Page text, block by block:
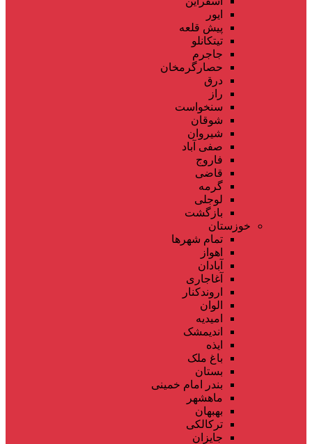
ایور
پیش قلعه
تیتکانلو
جاجرم
حصارگرمخان
درق
راز
سنخواست
شوقان
شیروان
صفی آباد
فاروج
قاضی
گرمه
لوجلی
بازگشت
خوزستان
تمام شهر‌ها
اهواز
آبادان
آغاجاری
اروندکنار
الوان
امیدیه
اندیمشک
ایذه
باغ ملک
بستان
بندر امام خمینی
ماهشهر
بهبهان
ترکالکی
جایزان